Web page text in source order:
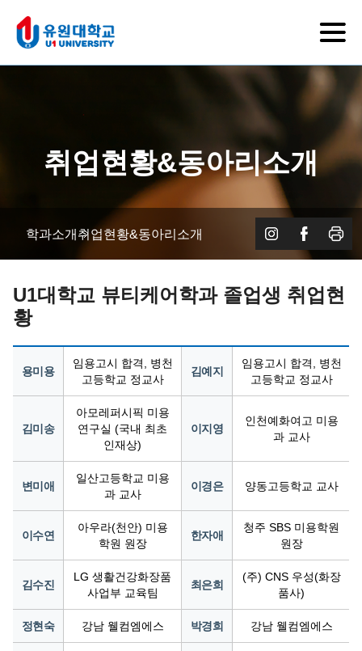
취업현황&동아리소개
학과소개 취업현황&동아리소개
U1대학교 뷰티케어학과 졸업생 취업현
황
용미용
임용고시 합격, 병천
고등학교 정교사
김예지
임용고시 합격, 병천
고등학교 정교사
김미송
아모레퍼시픽 미용
연구실 (국내 최초
인재상)
이지영
인천예화여고 미용
과 교사
변미애
일산고등학교 미용
과 교사
이경은 양동고등학교 교사
이수연
아우라(천안) 미용
학원 원장
한자애
청주 SBS 미용학원
원장
김수진
LG 생활건강화장품
사업부 교육팀
최은희
(주) CNS 우성(화장
품사)
정현숙 강남 웰컴엠에스 박경희 강남 웰컴엠에스